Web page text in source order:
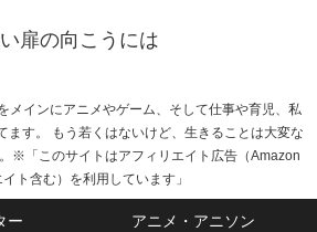
扉の向こうには
メインにアニメやゲーム、そして仕事や育児、私
ます。 もう若くはないけど、生きることは大変な
※「このサイトはアフィリエイト広告（Amazon
ト含む）を利用しています」
ー アニメ・アニソン